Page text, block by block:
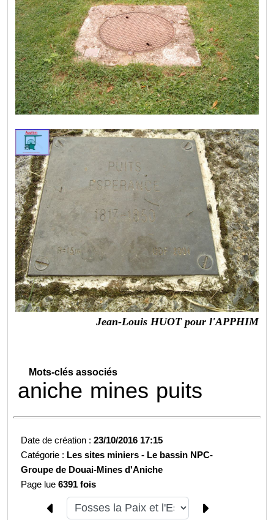
Jean-Louis HUOT pour l'APPHIM
Mots-clés associés
aniche mines puits
Date de création :23/10/2016 17:15
Catégorie : Les sites miniers - Le bassin NPC-
Groupe de Douai-Mines d'Aniche
Page lue6391 fois